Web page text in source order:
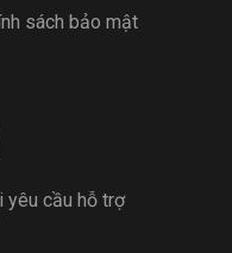
sách bảo mật
yêu cầu hỗ trợ